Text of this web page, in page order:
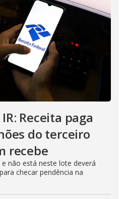
Receita paga
do terceiro
recebe
não está neste lote deverá
checar pendência na